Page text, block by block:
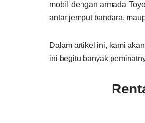
mobil dengan armada
antar jemput bandara,
Dalam artikel ini, kami
ini begitu banyak